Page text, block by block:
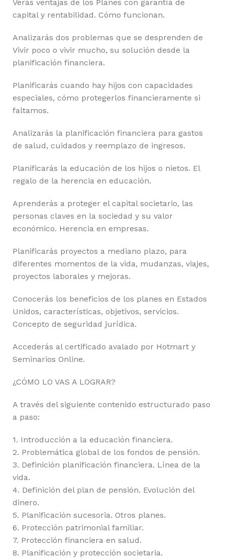
Verás ventajas de los Planes con garantía de
capital y rentabilidad. Cómo funcionan.
Analizarás dos problemas que se desprenden de
Vivir poco o vivir mucho, su solución desde la
planificación financiera.
Planificarás cuando hay hijos con capacidades
especiales, cómo protegerlos financieramente si
faltamos.
Analizarás la planificación financiera para gastos
de salud, cuidados y reemplazo de ingresos.
Planificarás la educación de los hijos o nietos. El
regalo de la herencia en educación.
Aprenderás a proteger el capital societario, las
personas claves en la sociedad y su valor
económico. Herencia en empresas.
Planificarás proyectos a mediano plazo, para
diferentes momentos de la vida, mudanzas, viajes,
proyectos laborales y mejoras.
Conocerás los beneficios de los planes en Estados
Unidos, características, objetivos, servicios.
Concepto de seguridad jurídica.
Accederás al certificado avalado por Hotmart y
Seminarios Online.
¿CÓMO LO VAS A LOGRAR?
A través del siguiente contenido estructurado paso
a paso:
1. Introducción a la educación financiera.
2. Problemática global de los fondos de pensión.
3. Definición planificación financiera. Línea de la
vida.
4. Definición del plan de pensión. Evolución del
dinero.
5. Planificación sucesoria. Otros planes.
6. Protección patrimonial familiar.
7. Protección financiera en salud.
8. Planificación y protección societaria.